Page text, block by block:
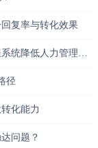
复率与转化效果
降低人力管理成本
径
化能力
问题？